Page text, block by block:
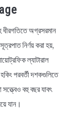
ধীরগতিতে অগ্রসরমান
নির্ণয় করা হয়,
ল্যাটারাল
পরবর্তী দশকগুলিতে
বহু বছর যাবৎ
যান।